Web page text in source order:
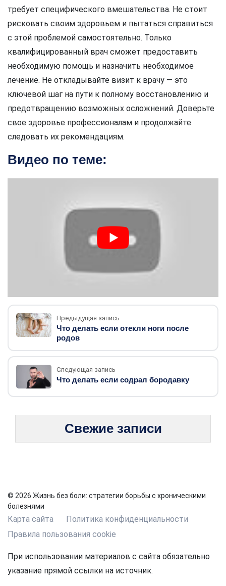
требует специфического вмешательства. Не стоит
рисковать своим здоровьем и пытаться справиться
с этой проблемой самостоятельно. Только
квалифицированный врач сможет предоставить
необходимую помощь и назначить необходимое
лечение. Не откладывайте визит к врачу — это
ключевой шаг на пути к полному восстановлению и
предотвращению возможных осложнений. Доверьте
свое здоровье профессионалам и продолжайте
следовать их рекомендациям.
Видео по теме:
Предыдущая запись
Что делать если отекли ноги после
родов
Следующая запись
Что делать если содрал бородавку
Свежие записи
© 2026 Жизнь без боли: стратегии борьбы с хроническими
болезнями
Карта сайта
Политика конфиденциальности
Правила пользования cookie
При использовании материалов с сайта обязательно
указание прямой ссылки на источник.